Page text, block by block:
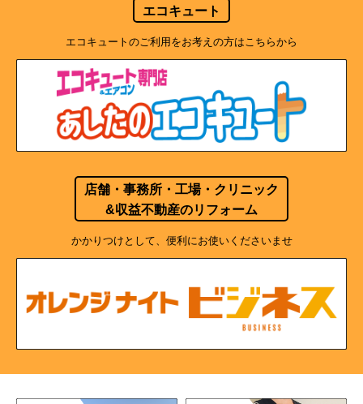
エコキュート
エコキュートのご利用をお考えの方はこちらから
店舗・事務所・工場・クリニック
&収益不動産のリフォーム
かかりつけとして、便利にお使いくださいませ